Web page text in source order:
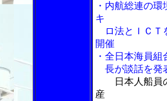
・内航総連の
キ
ロ法とＩＣＴ
開催
・全日本海員
長が談話を発
日本人船員
産